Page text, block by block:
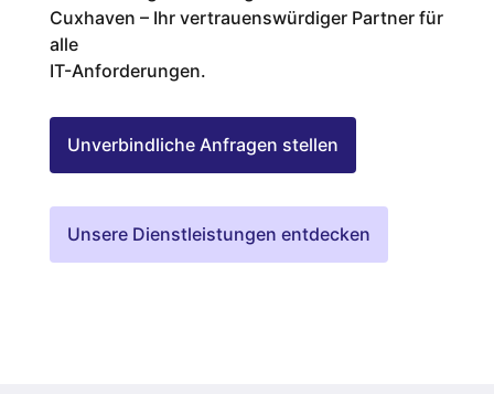
Cuxhaven – Ihr vertrauenswürdiger Partner für
alle
IT-Anforderungen.
Unverbindliche Anfragen stellen
Unsere Dienstleistungen entdecken